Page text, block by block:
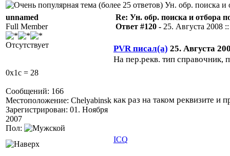
Ун. обр. поиска и
unnamed
Full Member
Отсутствует
0x1c = 28
Сообщений: 166
Местоположение: Chelyabinsk
Зарегистрирован: 01. Ноября
2007
Пол:
Re: Ун. обр. поиска и отбора
Ответ #120 - 25. Августа 2008
PVR писал(а) 25. Августа
На пер.рекв. тип справочник,
как раз на таком реквизите и
ICQ